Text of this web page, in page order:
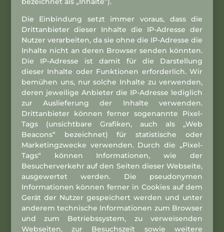
Die Einbindung setzt immer voraus, dass die
Drittanbieter dieser Inhalte die IP-Adresse der
Nutzer verarbeiten, da sie ohne die IP-Adresse die
Inhalte nicht an deren Browser senden könnten.
Die IP-Adresse ist damit für die Darstellung
dieser Inhalte oder Funktionen erforderlich. Wir
bemühen uns, nur solche Inhalte zu verwenden,
deren jeweilige Anbieter die IP-Adresse lediglich
zur Auslieferung der Inhalte verwenden.
Drittanbieter können ferner sogenannte Pixel-
Tags (unsichtbare Grafiken, auch als „Web
Beacons“ bezeichnet) für statistische oder
Marketingzwecke verwenden. Durch die „Pixel-
Tags“ können Informationen, wie der
Besucherverkehr auf den Seiten dieser Webseite,
ausgewertet werden. Die pseudonymen
Informationen können ferner in Cookies auf dem
Gerät der Nutzer gespeichert werden und unter
anderem technische Informationen zum Browser
und zum Betriebssystem, zu verweisenden
Webseiten, zur Besuchszeit sowie weitere